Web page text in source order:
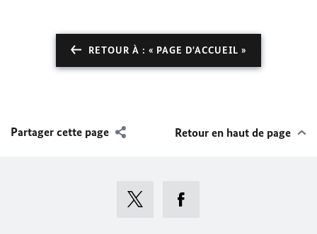
RETOUR À : « PAGE D'ACCUEIL »
Partager cette page Retour en haut de page